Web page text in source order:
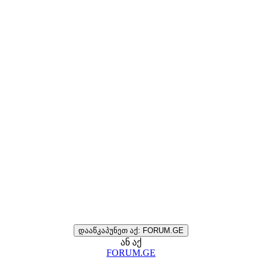
დააწკაპუნეთ აქ: FORUM.GE
ან აქ
FORUM.GE